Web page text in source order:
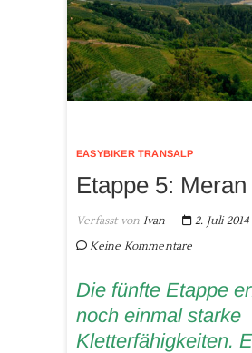
EASYBIKER TRANSALP
Etappe 5:
Verfasst von Ivan
2. Juli 2014
Keine Kommentare
Die fünfte Etappe
noch einmal starke
Kletterfähigkeiten.